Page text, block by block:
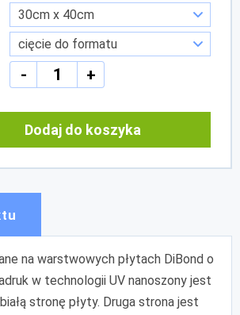
- +
Dodaj do koszyka
na warstwowych płytach DiBond o
w technologii UV nanoszony jest
stronę płyty. Druga strona jest